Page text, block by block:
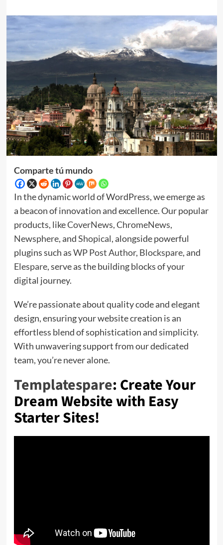
Comparte tú mundo
In the dynamic world of WordPress, we emerge as
a beacon of innovation and excellence. Our popular
products, likeCoverNews,ChromeNews,
Newsphere, andShopical, alongside powerful
plugins such asWP Post Author, Blockspare, and
Elespare, serve as the building blocks of your
digital journey.
We’re passionate about quality code and elegant
design, ensuring your website creation is an
effortless blend of sophistication and simplicity.
With unwavering support from our dedicated
team, you’re never alone.
Templatespare: Create Your
Dream Website with Easy
Starter Sites!